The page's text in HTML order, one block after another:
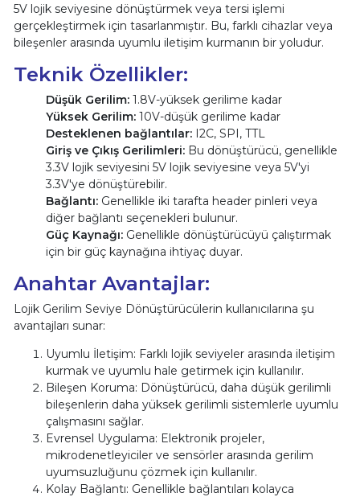
5V lojik seviyesine dönüştürmek veya tersi işlemi
gerçekleştirmek için tasarlanmıştır. Bu, farklı cihazlar veya
bileşenler arasında uyumlu iletişim kurmanın bir yoludur.
Teknik Özellikler:
Düşük Gerilim:1.8V-yüksek gerilime kadar
Yüksek Gerilim:10V-düşük gerilime kadar
Desteklenen bağlantılar:I2C, SPI, TTL
Giriş ve Çıkış Gerilimleri:Bu dönüştürücü, genellikle
3.3V lojik seviyesini 5V lojik seviyesine veya 5V'yi
3.3V'ye dönüştürebilir.
Bağlantı:Genellikle iki tarafta header pinleri veya
diğer bağlantı seçenekleri bulunur.
Güç Kaynağı:Genellikle dönüştürücüyü çalıştırmak
için bir güç kaynağına ihtiyaç duyar.
Anahtar Avantajlar:
Lojik Gerilim Seviye Dönüştürücülerin kullanıcılarına şu
avantajları sunar:
Uyumlu İletişim: Farklı lojik seviyeler arasında iletişim
kurmak ve uyumlu hale getirmek için kullanılır.
Bileşen Koruma: Dönüştürücü, daha düşük gerilimli
bileşenlerin daha yüksek gerilimli sistemlerle uyumlu
çalışmasını sağlar.
Evrensel Uygulama: Elektronik projeler,
mikrodenetleyiciler ve sensörler arasında gerilim
uyumsuzluğunu çözmek için kullanılır.
Kolay Bağlantı: Genellikle bağlantıları kolayca